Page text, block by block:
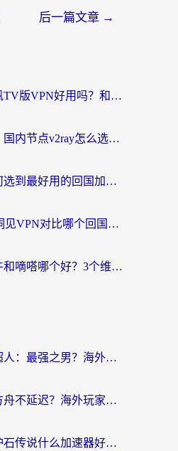
后一篇文章 →
海外党必看：快帆TV版VPN好用吗？和快游VPN对比哪个回国效果更好？附实用避坑指南
海外党无忧指南：国内节点v2ray怎么选？一键回国VPN+多场景实测帮你避坑
海外党必看：如何选到最好用的回国加速器？从节点到售后的全维度指南
ChickCN VPN和洞见VPN对比哪个回国效果更好？海外党亲测3款加速器+避坑指南
海外党必看：斧牛和嘀嗒哪个好？3个维度教你选对回国加速器
印度怎么玩一拳超人：最强之男？海外党国服游戏加速避坑指南
国外怎么玩明日方舟不延迟？海外玩家国服游戏加速终极指南（附DNF梦幻诛仙解决方案）
海外党别愁！打炉石传说什么加速器好用？3个实用技巧解决国服游戏卡顿